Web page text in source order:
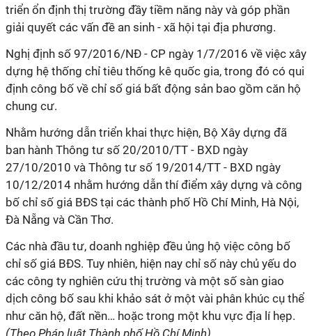
triển ổn định thị trường đầy tiềm năng này và góp phần
giải quyết các vấn đề an sinh - xã hội tại địa phương.
Nghị định số 97/2016/NĐ - CP ngày 1/7/2016 về việc xây
dựng hệ thống chỉ tiêu thống kê quốc gia, trong đó có qui
định công bố về chỉ số giá bất động sản bao gồm căn hộ
chung cư.
Nhằm hướng dẫn triển khai thực hiện, Bộ Xây dựng đã
ban hành Thông tư số 20/2010/TT - BXD ngày
27/10/2010 và Thông tư số 19/2014/TT - BXD ngày
10/12/2014 nhằm hướng dẫn thí điểm xây dựng và công
bố chỉ số giá BĐS tại các thành phố Hồ Chí Minh, Hà Nội,
Đà Nẵng và Cần Thơ.
Các nhà đầu tư, doanh nghiệp đều ủng hộ việc công bố
chỉ số giá BĐS. Tuy nhiên, hiện nay chỉ số này chủ yếu do
các công ty nghiên cứu thị trường và một số sàn giao
dịch công bố sau khi khảo sát ở một vài phân khúc cụ thể
như căn hộ, đất nền… hoặc trong một khu vực địa lí hẹp.
(Theo Pháp luật Thành phố Hồ Chí Minh)